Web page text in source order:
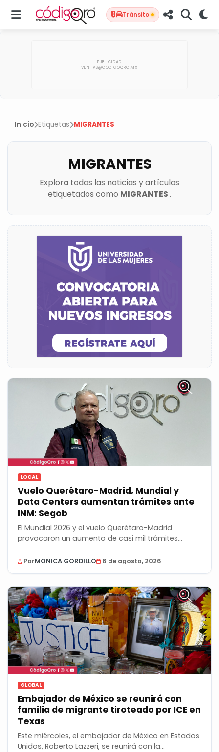
Tránsito
Inicio Etiquetas MIGRANTES
MIGRANTES
Explora todas las noticias y artículos
etiquetados como MIGRANTES.
LOCAL
Vuelo Querétaro-Madrid, Mundial y
Data Centers aumentan trámites ante
INM: Segob
El Mundial 2026 y el vuelo Querétaro-Madrid
provocaron un aumento de casi mil trámites
PorMONICA GORDILLO 6 de agosto, 2026
GLOBAL
Embajador de México se reunirá con
familia de migrante tiroteado por ICE en
Texas
Este miércoles, el embajador de México en Estados
Unidos, Roberto Lazzeri, se reunirá con la...